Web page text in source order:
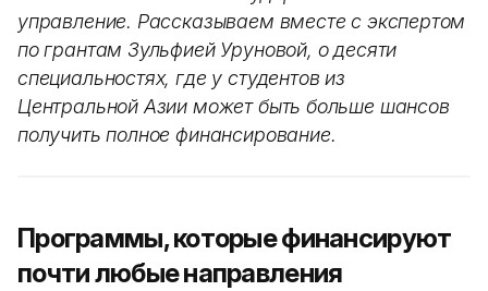
управление. Рассказываем вместе с экспертом
по грантам Зульфией Уруновой, о десяти
специальностях, где у студентов из
Центральной Азии может быть больше шансов
получить полное финансирование.
Программы, которые финансируют
почти любые направления